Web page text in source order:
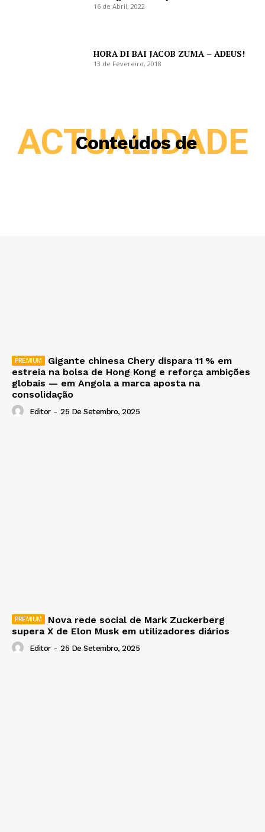
16 de Abril, 2022
HORA DI BAI JACOB ZUMA – ADEUS!
13 de Fevereiro, 2018
Conteúdos de
ACTUALIDADE
Gigante chinesa Chery dispara 11 % em
estreia na bolsa de Hong Kong e reforça ambições
globais — em Angola a marca aposta na
consolidação
Editor - 25 De Setembro, 2025
Nova rede social de Mark Zuckerberg
supera X de Elon Musk em utilizadores diários
Editor - 25 De Setembro, 2025